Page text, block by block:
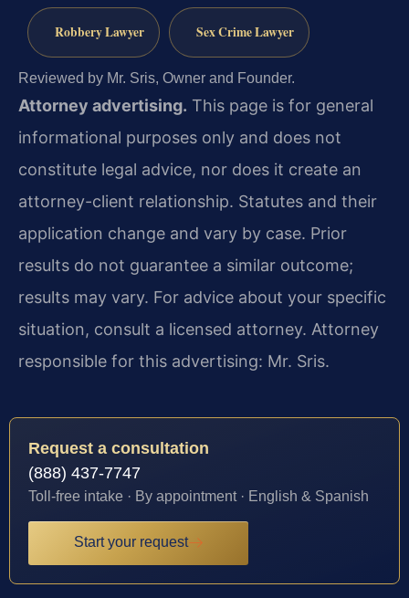
Robbery Lawyer Sex Crime Lawyer
Reviewed by Mr. Sris, Owner and Founder.
Attorney advertising. This page is for general
informational purposes only and does not
constitute legal advice, nor does it create an
attorney-client relationship. Statutes and their
application change and vary by case. Prior
results do not guarantee a similar outcome;
results may vary. For advice about your specific
situation, consult a licensed attorney. Attorney
responsible for this advertising: Mr. Sris.
Request a consultation
(888) 437-7747
Toll-free intake · By appointment · English & Spanish
Start your request